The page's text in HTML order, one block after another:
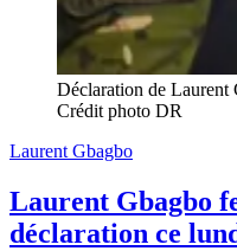
Déclaration de
Crédit photo DR
Laurent Gbagbo
Laurent Gbagbo
déclaration ce